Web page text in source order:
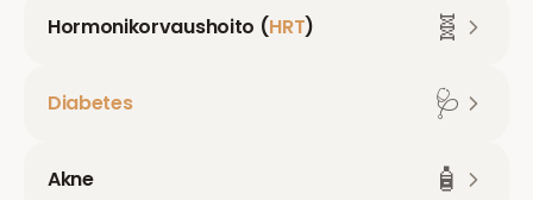
Hormonikorvaushoito (HRT) 🧬
Diabetes 🩺
Akne 🧴